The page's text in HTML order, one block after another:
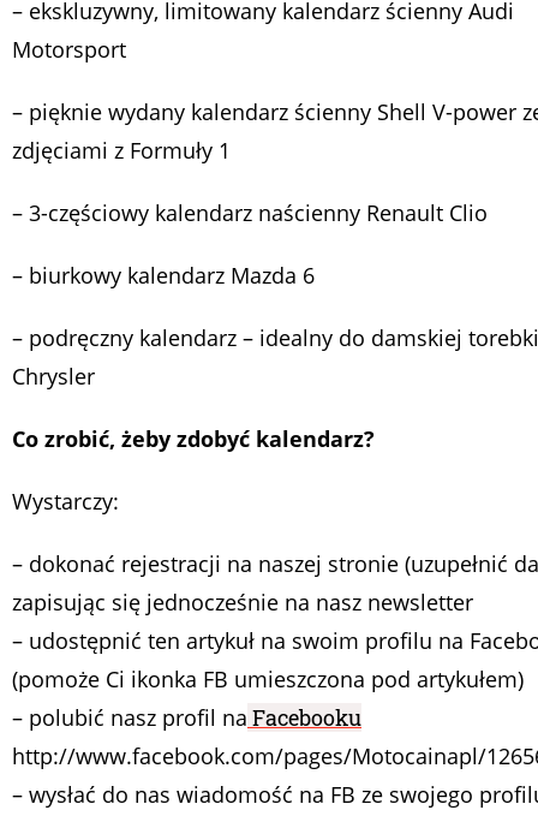
– ekskluzywny, limitowany kalendarz ścienny Audi
Motorsport
– pięknie wydany kalendarz ścienny Shell V-power
zdjęciami z Formuły 1
– 3-częściowy kalendarz naścienny Renault Clio
– biurkowy kalendarz Mazda 6
– podręczny kalendarz – idealny do damskiej
Chrysler
Co zrobić, żeby zdobyć kalendarz?
Wystarczy:
– dokonać rejestracji na naszej stronie (uzupełnić
zapisując się jednocześnie na nasz newsletter
– udostępnić ten artykuł na swoim profilu na
(pomoże Ci ikonka FB umieszczona pod artykułem)
– polubić nasz profil na Facebooku
http://www.facebook.com/pages/Motocainapl/
– wysłać do nas wiadomość na FB ze swojego